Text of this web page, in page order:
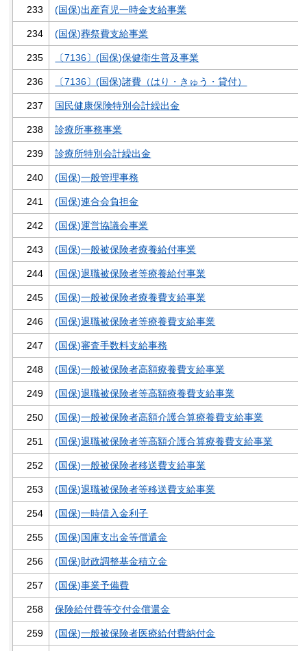
233 (国保)出産育児一時金支給事業
234 (国保)葬祭費支給事業
235 〔7136〕(国保)保健衛生普及事業
236 〔7136〕(国保)諸費（はり・きゅう・貸付）
237 国民健康保険特別会計繰出金
238 診療所事務事業
239 診療所特別会計繰出金
240 (国保)一般管理事務
241 (国保)連合会負担金
242 (国保)運営協議会事業
243 (国保)一般被保険者療養給付事業
244 (国保)退職被保険者等療養給付事業
245 (国保)一般被保険者療養費支給事業
246 (国保)退職被保険者等療養費支給事業
247 (国保)審査手数料支給事務
248 (国保)一般被保険者高額療養費支給事業
249 (国保)退職被保険者等高額療養費支給事業
250 (国保)一般被保険者高額介護合算療養費支給事業
251 (国保)退職被保険者等高額介護合算療養費支給事業
252 (国保)一般被保険者移送費支給事業
253 (国保)退職被保険者等移送費支給事業
254 (国保)一時借入金利子
255 (国保)国庫支出金等償還金
256 (国保)財政調整基金積立金
257 (国保)事業予備費
258 保険給付費等交付金償還金
259 (国保)一般被保険者医療給付費納付金